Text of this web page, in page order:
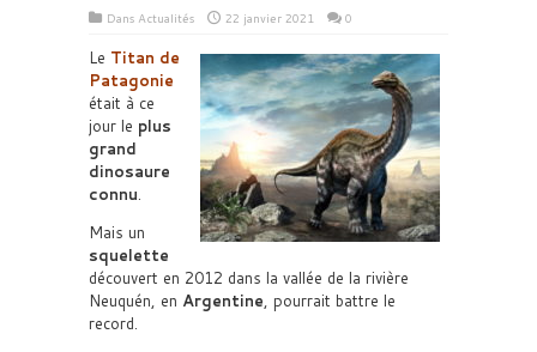
Dans Actualités 22 janvier 2021 0
Le Titan de
Patagonie
était à ce
jour le plus
grand
dinosaure
connu.
Mais un
squelette
découvert en 2012 dans la vallée de la rivière
Neuquén, en Argentine, pourrait battre le
record.